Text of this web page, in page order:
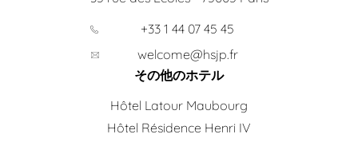
+33 1 44 07 45 45
welcome@hsjp.fr
その他のホテル
Hôtel Latour Maubourg
Hôtel Résidence Henri IV